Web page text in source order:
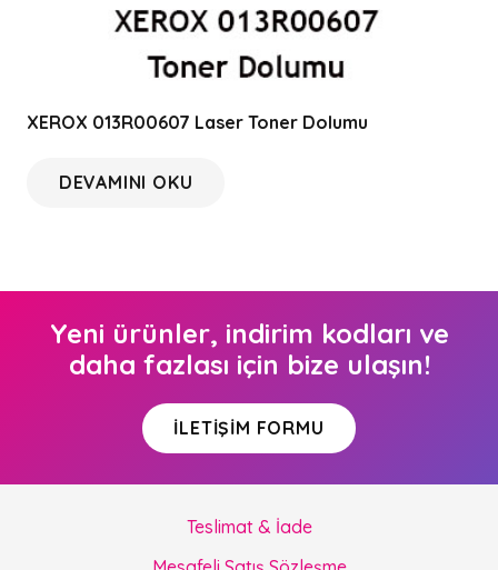
XEROX 013R00607 Laser Toner Dolumu
DEVAMINI OKU
Yeni ürünler, indirim kodları ve
daha fazlası için bize ulaşın!
İLETIŞIM FORMU
Teslimat & İade